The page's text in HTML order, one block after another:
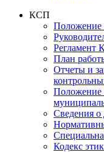
КСП
Регламент
План
Отчеты и
Положение
Сведения о
Кодекс